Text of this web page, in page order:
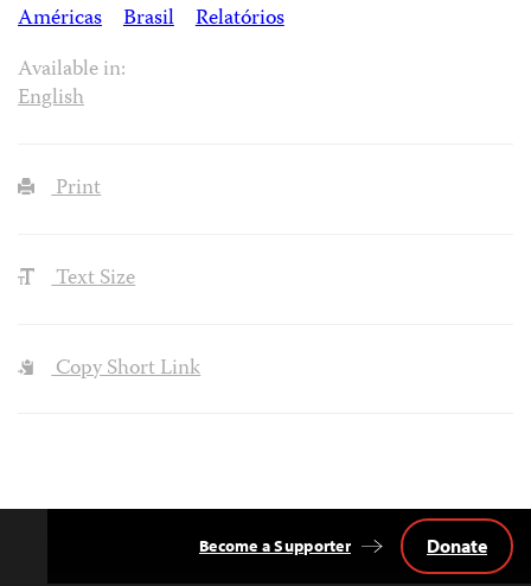
Américas
Brasil
Relatórios
Available in:
English
Print
Text Size
Copy Short Link
Become a Supporter Donate